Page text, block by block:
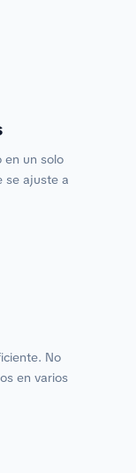
en un solo
se ajuste a
No
en varios